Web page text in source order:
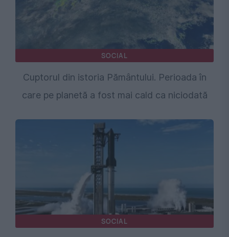
SOCIAL
Cuptorul din istoria Pământului. Perioada în
care pe planetă a fost mai cald ca niciodată
SOCIAL